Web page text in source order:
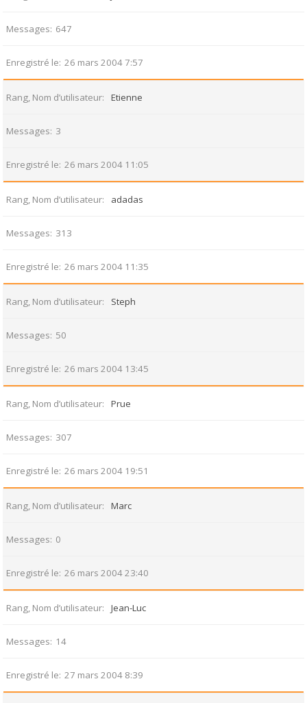
Messages 647
Enregistré le 26 mars 2004 7:57
Rang, Nom d’utilisateur Etienne
Messages 3
Enregistré le 26 mars 2004 11:05
Rang, Nom d’utilisateur adadas
Messages 313
Enregistré le 26 mars 2004 11:35
Rang, Nom d’utilisateur Steph
Messages 50
Enregistré le 26 mars 2004 13:45
Rang, Nom d’utilisateur Prue
Messages 307
Enregistré le 26 mars 2004 19:51
Rang, Nom d’utilisateur Marc
Messages 0
Enregistré le 26 mars 2004 23:40
Rang, Nom d’utilisateur Jean-Luc
Messages 14
Enregistré le 27 mars 2004 8:39